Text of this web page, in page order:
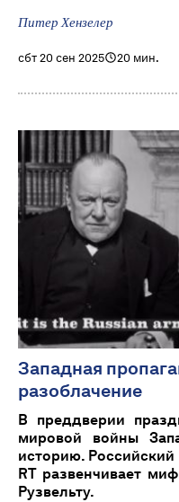
Питер Хензелер
сбт 20 сен 2025 20 мин.
Западная
разоблачение
В преддверии
мировой войны
историю. Российский
RT развенчивает
Рузвельту.